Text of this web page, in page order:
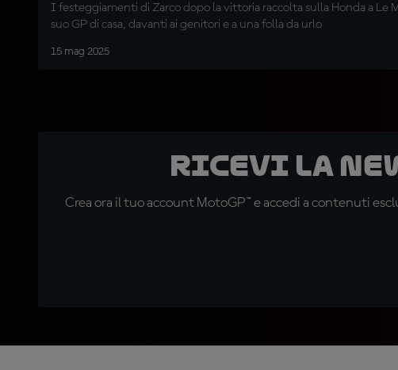
I festeggiamenti di Zarco dopo la vittoria raccolta sulla Honda a Le
suo GP di casa, davanti ai genitori e a una folla da urlo
15 mag 2025
Ricevi la
Crea ora il tuo account MotoGP™ e accedi a contenuti